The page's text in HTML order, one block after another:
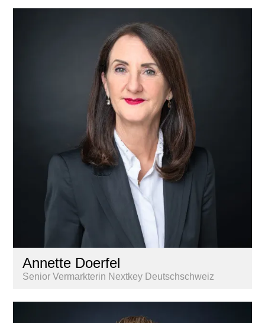
Annette Doerfel
Senior Vermarkterin Nextkey Deutschschweiz